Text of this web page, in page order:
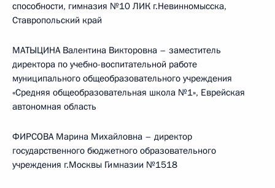
способности, гимназия №10 ЛИК г.Невинномысска,
Ставропольский край
МАТЫЦИНА Валентина Викторовна – заместитель
директора по учебно-воспитательной работе
муниципального общеобразовательного учреждения
«Средняя общеобразовательная школа №1», Еврейская
автономная область
ФИРСОВА Марина Михайловна – директор
государственного бюджетного образовательного
учреждения г.Москвы Гимназии №1518